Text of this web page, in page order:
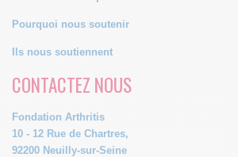
Pourquoi nous soutenir
Ils nous soutiennent
CONTACTEZ NOUS
Fondation Arthritis
10 - 12 Rue de Chartres,
92200 Neuilly-sur-Seine